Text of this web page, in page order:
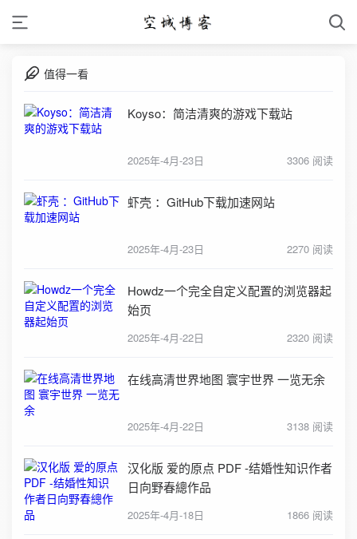
值得一看
Koyso：简洁清爽的游戏下载站
2025年-4月-23日 3306 阅读
虾壳 ：GitHub下载加速网站
2025年-4月-23日 2270 阅读
Howdz一个完全自定义配置的浏览器起
始页
2025年-4月-22日 2320 阅读
在线高清世界地图 寰宇世界 一览无余
2025年-4月-22日 3138 阅读
汉化版 爱的原点 PDF -结婚性知识作者
日向野春總作品
2025年-4月-18日 1866 阅读